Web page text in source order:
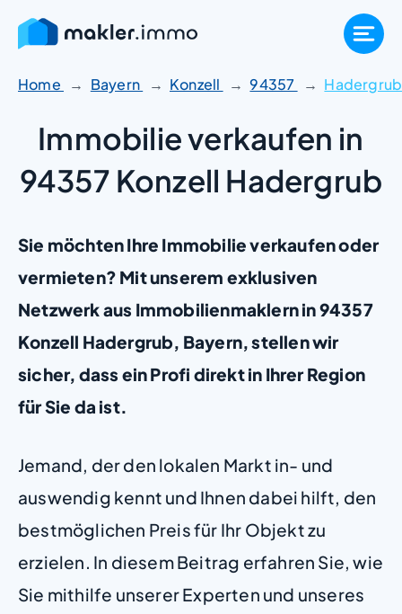
Zum
Inhalt
springen
Home Bayern Konzell 94357 Hadergrub
Immobilie verkaufen in
94357 Konzell Hadergrub
Sie möchten Ihre Immobilie verkaufen oder
vermieten? Mit unserem exklusiven
Netzwerk aus Immobilienmaklern in 94357
Konzell Hadergrub, Bayern, stellen wir
sicher, dass ein Profi direkt in Ihrer Region
für Sie da ist.
Jemand, der den lokalen Markt in- und
auswendig kennt und Ihnen dabei hilft, den
bestmöglichen Preis für Ihr Objekt zu
erzielen. In diesem Beitrag erfahren Sie, wie
Sie mithilfe unserer Experten und unseres